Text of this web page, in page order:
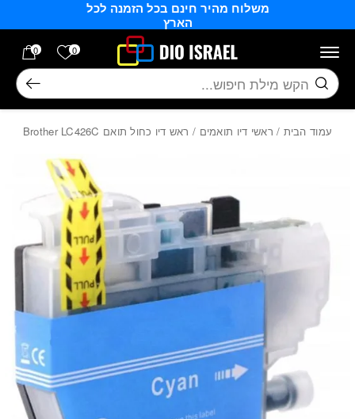
משלוח מהיר חינם בכל הזמנה לכל
הארץ
0 הרשימה
0
חיפוש
עמוד הבית / ראשי דיו תואמים / ראש דיו כחול תואם Brother LC426C